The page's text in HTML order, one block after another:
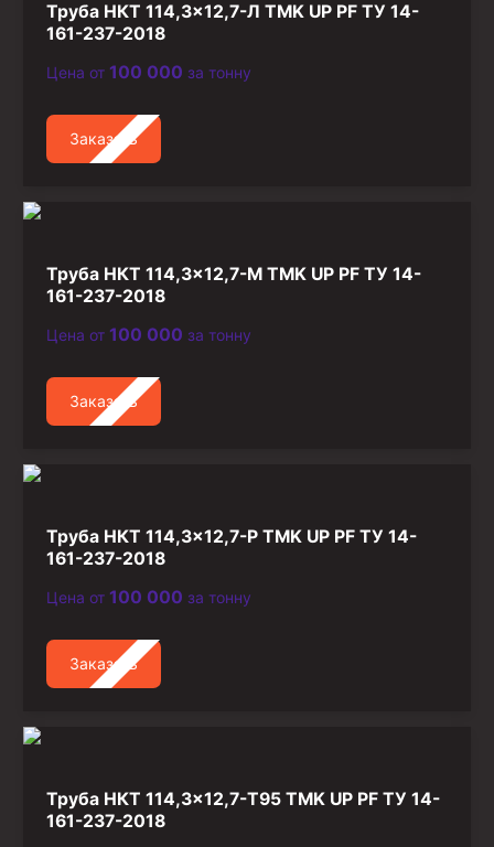
Труба НКТ 114,3×12,7-Л TMK UP PF ТУ 14-
161-237-2018
Цена от 100 000 за тонну
Заказать
Труба НКТ 114,3×12,7-М TMK UP PF ТУ 14-
161-237-2018
Цена от 100 000 за тонну
Заказать
Труба НКТ 114,3×12,7-Р TMK UP PF ТУ 14-
161-237-2018
Цена от 100 000 за тонну
Заказать
Труба НКТ 114,3×12,7-Т95 TMK UP PF ТУ 14-
161-237-2018